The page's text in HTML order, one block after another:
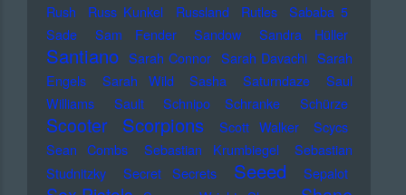
Rush
Russ Kunkel Russland Rutles
Sababa 5
Sade
Sam Fender Sandow Sandra Hüller
Santiano Sarah Connor Sarah Davachi Sarah
Engels
Sarah Wild Sasha Saturndaze
Saul
Williams
Sault Schnipo Schranke Schürze
Scooter Scorpions Scott Walker
Scycs
Sean Combs
Sebastian Krumbiegel
Sebastian
Studnitzky
Secret Secrets Seeed Sepalot